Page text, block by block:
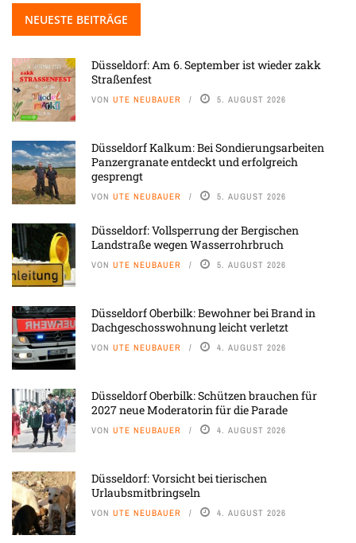
NEUESTE BEITRÄGE
Düsseldorf: Am 6. September ist wieder zakk
Straßenfest
VON UTE NEUBAUER 5. AUGUST 2026
Düsseldorf Kalkum: Bei Sondierungsarbeiten
Panzergranate entdeckt und erfolgreich
gesprengt
VON UTE NEUBAUER 5. AUGUST 2026
Düsseldorf: Vollsperrung der Bergischen
Landstraße wegen Wasserrohrbruch
VON UTE NEUBAUER 5. AUGUST 2026
Düsseldorf Oberbilk: Bewohner bei Brand in
Dachgeschosswohnung leicht verletzt
VON UTE NEUBAUER 4. AUGUST 2026
Düsseldorf Oberbilk: Schützen brauchen für
2027 neue Moderatorin für die Parade
VON UTE NEUBAUER 4. AUGUST 2026
Düsseldorf: Vorsicht bei tierischen
Urlaubsmitbringseln
VON UTE NEUBAUER 4. AUGUST 2026